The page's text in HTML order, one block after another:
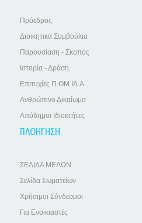
Πρόεδρος
Διοικητικά Συμβούλια
Παρουσίαση - Σκοπός
Ιστορία - Δράση
Επιτυχίες Π.ΟΜ.ΙΔ.Α.
Ανθρώπινο Δικαίωμα
Απόδημοι Ιδιοκτήτες
ΠΛΟΗΓΗΣΗ
ΣΕΛΙΔΑ ΜΕΛΩΝ
Σελίδα Σωματείων
Χρήσιμοι Σύνδεσμοι
Για Ενοικιαστές